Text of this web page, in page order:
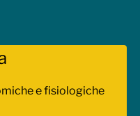
e perineo
e fisiologiche